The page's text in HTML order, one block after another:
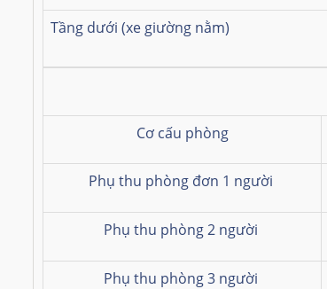
Tầng dưới (xe giường nằm)
Cơ cấu phòng
Phụ thu phòng đơn 1 người
Phụ thu phòng 2 người
Phụ thu phòng 3 người